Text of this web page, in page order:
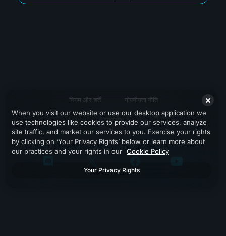
नियम और शर्तें गोपनीयता नीति
सहायता
When you visit our website or use our desktop application we
use technologies like cookies to provide our services, analyze
site traffic, and market our services to you. Exercise your rights
by clicking on ‘Your Privacy Rights’ below or learn more about
our practices and your rights in our Cookie Policy
Your Privacy Rights